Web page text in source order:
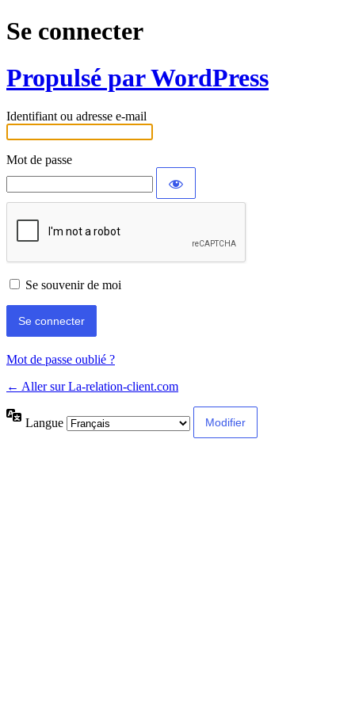
Se connecter
Propulsé par WordPress
Identifiant ou adresse e-mail
Mot de passe
Se souvenir de moi
Mot de passe oublié ?
← Aller sur La-relation-client.com
Langue